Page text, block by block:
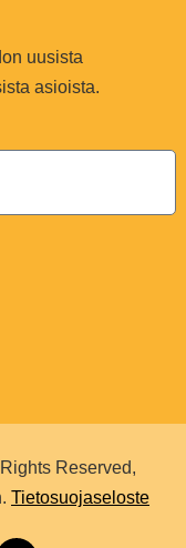
uusista
asioista.
Reserved,
Tietosuojaseloste